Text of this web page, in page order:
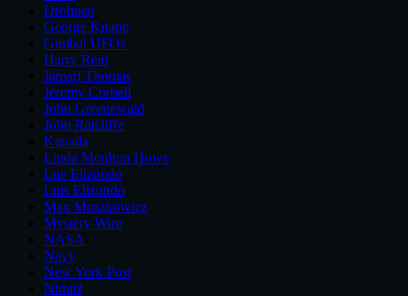
Drohnen
George Knapp
Gimbal UFOs
Harry Reid
Jamarl Thomas
Jeremy Corbell
John Greenewald
John Ratcliffe
Kanada
Linda Moulton Howe
Lue Elizondo
Luis Elizondo
Max Moszkowicz
Mystery Wire
NASA
Navy
New York Post
Nimitz